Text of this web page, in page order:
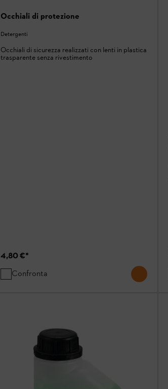
Occhiali di protezione
Detergenti
Occhiali di sicurezza realizzati con lenti in plastica
trasparente senza rivestimento
4,80 €*
Confronta